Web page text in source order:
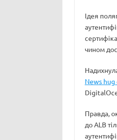
Ідея
чином
News
Правда,
до ALB